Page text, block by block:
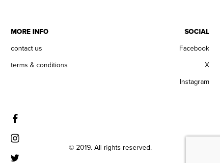
MORE INFO
contact us
terms & conditions
SOCIAL
Facebook
X
Instagram
© 2019. All rights reserved.